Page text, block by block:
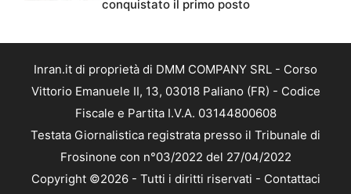
conquistato il primo posto
Inran.it di proprietà di DMM COMPANY SRL - Corso
Vittorio Emanuele II, 13, 03018 Paliano (FR) - Codice
Fiscale e Partita I.V.A. 03144800608
Testata Giornalistica registrata presso il Tribunale di
Frosinone con n°03/2022 del 27/04/2022
Copyright ©2026 - Tutti i diritti riservati - Contattaci